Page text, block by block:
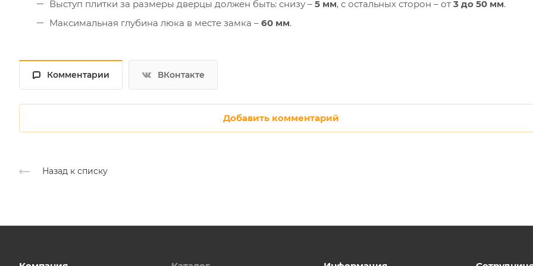
Выступ плитки за размеры дверцы должен быть: снизу – 5 мм, с остальных сторон – от 3 до 50 мм.
Максимальная глубина люка в месте замка – 60 мм.
Комментарии ВКонтакте
Добавить комментарий
Назад к списку